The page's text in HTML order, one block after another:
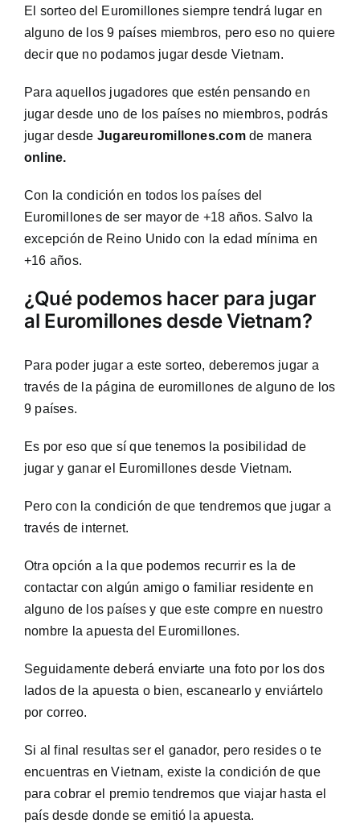
El sorteo del Euromillones siempre tendrá lugar en
alguno de los 9 países miembros, pero eso no quiere
decir que no podamos jugar desde Vietnam.
Para aquellos jugadores que estén pensando en
jugar desde uno de los países no miembros, podrás
jugar desde Jugareuromillones.comde manera
online.
Con la condición en todos los países del
Euromillones de ser mayor de +18 años. Salvo la
excepción de Reino Unido con la edad mínima en
+16 años.
¿Qué podemos hacer para jugar
al Euromillones desde Vietnam?
Para poder jugar a este sorteo, deberemos jugar a
través de la página de euromillones de alguno de los
9 países.
Es por eso que sí que tenemos la posibilidad de
jugar y ganar el Euromillones desde Vietnam.
Pero con la condición de que tendremos que jugar a
través de internet.
Otra opción a la que podemos recurrir es la de
contactar con algún amigo o familiar residente en
alguno de los países y que este compre en nuestro
nombre la apuesta del Euromillones.
Seguidamente deberá enviarte una foto por los dos
lados de la apuesta o bien, escanearlo y enviártelo
por correo.
Si al final resultas ser el ganador, pero resides o te
encuentras en Vietnam, existe la condición de que
para cobrar el premio tendremos que viajar hasta el
país desde donde se emitió la apuesta.